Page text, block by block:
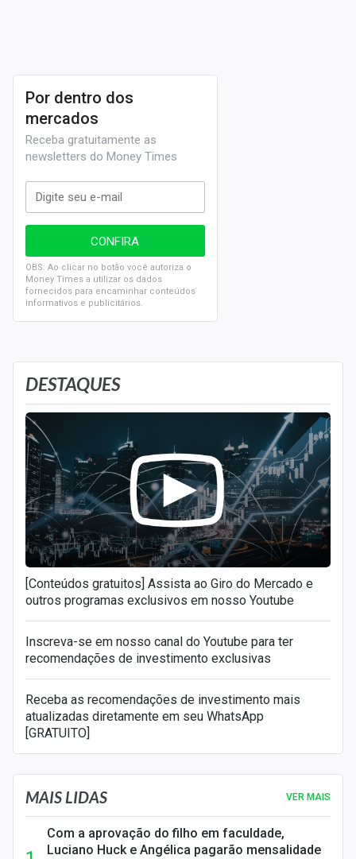
DESTAQUES
[Conteúdos gratuitos] Assista ao Giro do Mercado e
outros programas exclusivos em nosso Youtube
Inscreva-se em nosso canal do Youtube para ter
recomendações de investimento exclusivas
Receba as recomendações de investimento mais
atualizadas diretamente em seu WhatsApp
[GRATUITO]
Por dentro dos
mercados
Receba gratuitamente as
newsletters do Money Times
OBS: Ao clicar no botão você autoriza o
Money Times a utilizar os dados
fornecidos para encaminhar conteúdos
informativos e publicitários.
MAIS LIDAS VER MAIS
Com a aprovação do filho em faculdade,
Luciano Huck e Angélica pagarão mensalidade